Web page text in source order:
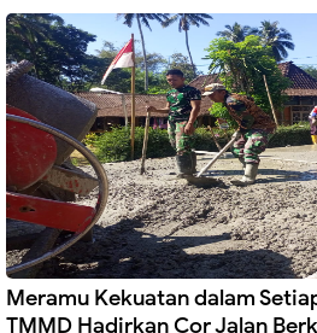
Meramu Kekuatan dalam
TMMD Hadirkan Cor Jalan